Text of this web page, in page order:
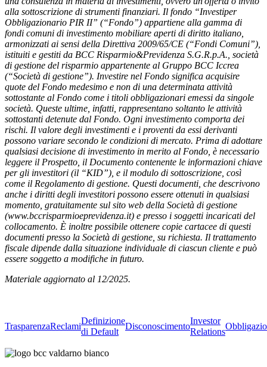
alla sottoscrizione di strumenti finanziari. Il fondo “Investiper
Obbligazionario PIR II” (“Fondo”) appartiene alla gamma di
fondi comuni di investimento mobiliare aperti di diritto italiano,
armonizzati ai sensi della Direttiva 2009/65/CE (“Fondi Comuni”),
istituiti e gestiti da BCC Risparmio&Previdenza S.G.R.p.A., società
di gestione del risparmio appartenente al Gruppo BCC Iccrea
(“Società di gestione”). Investire nel Fondo significa acquisire
quote del Fondo medesimo e non di una determinata attività
sottostante al Fondo come i titoli obbligazionari emessi da singole
società. Queste ultime, infatti, rappresentano soltanto le attività
sottostanti detenute dal Fondo. Ogni investimento comporta dei
rischi. Il valore degli investimenti e i proventi da essi derivanti
possono variare secondo le condizioni di mercato. Prima di adottare
qualsiasi decisione di investimento in merito al Fondo, è necessario
leggere il Prospetto, il Documento contenente le informazioni chiave
per gli investitori (il “KID”), e il modulo di sottoscrizione, così
come il Regolamento di gestione. Questi documenti, che descrivono
anche i diritti degli investitori possono essere ottenuti in qualsiasi
momento, gratuitamente sul sito web della Società di gestione
(www.bccrisparmioeprevidenza.it) e presso i soggetti incaricati del
collocamento. È inoltre possibile ottenere copie cartacee di questi
documenti presso la Società di gestione, su richiesta. Il trattamento
fiscale dipende dalla situazione individuale di ciascun cliente e può
essere soggetto a modifiche in futuro.
Materiale aggiornato al 12/2025.
TrasparenzaReclami
Definizione
di Default
Disconoscimento
Investor
Relations